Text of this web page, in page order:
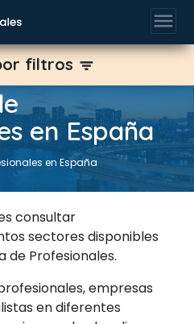
menu
en España
en España
consultar
sectores disponibles
de Profesionales.
empresas
en diferentes
filtros filter_list